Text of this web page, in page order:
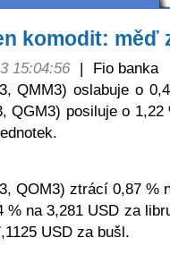
komodit: měď
15:04:56 |
Fio banka
QMM3) oslabuje o
QGM3) posiluje o
QOM3) ztrácí 0,87 %
% na 3,281 USD za
USD za bušl.